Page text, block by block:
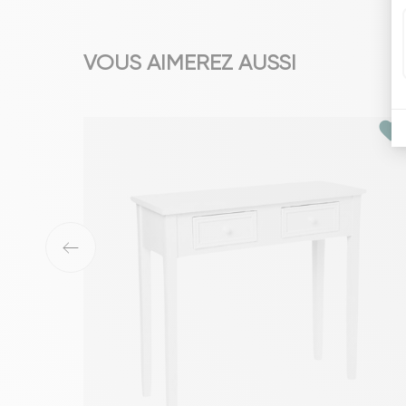
VOUS AIMEREZ AUSSI
favorite
‹